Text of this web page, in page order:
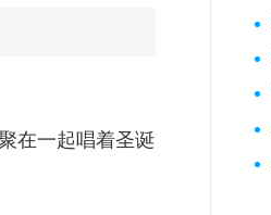
在一起唱着圣诞